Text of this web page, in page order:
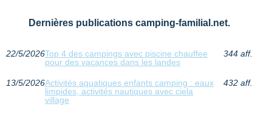
Dernières publications camping-familial.net.
22/5/2026Top 4 des campings avec piscine chauffee
pour des vacances dans les landes
344 aff.
13/5/2026Activités aquatiques enfants camping : eaux
limpides, activités nautiques avec ciela
village
432 aff.